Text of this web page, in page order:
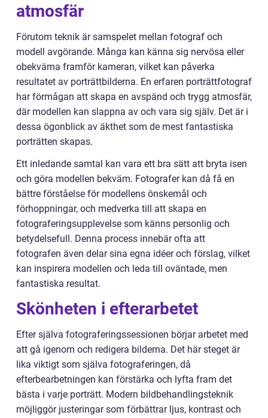
atmosfär
Förutom teknik är samspelet mellan fotograf och
modell avgörande. Många kan känna sig nervösa eller
obekväma framför kameran, vilket kan påverka
resultatet av porträttbilderna. En erfaren porträttfotograf
har förmågan att skapa en avspänd och trygg atmosfär,
där modellen kan slappna av och vara sig själv. Det är i
dessa ögonblick av äkthet som de mest fantastiska
porträtten skapas.
Ett inledande samtal kan vara ett bra sätt att bryta isen
och göra modellen bekväm. Fotografer kan då få en
bättre förståelse för modellens önskemål och
förhoppningar, och medverka till att skapa en
fotograferingsupplevelse som känns personlig och
betydelsefull. Denna process innebär ofta att
fotografen även delar sina egna idéer och förslag, vilket
kan inspirera modellen och leda till oväntade, men
fantastiska resultat.
Skönheten i efterarbetet
Efter själva fotograferingssessionen börjar arbetet med
att gå igenom och redigera bilderna. Det här steget är
lika viktigt som själva fotograferingen, då
efterbearbetningen kan förstärka och lyfta fram det
bästa i varje porträtt. Modern bildbehandlingsteknik
möjliggör justeringar som förbättrar ljus, kontrast och